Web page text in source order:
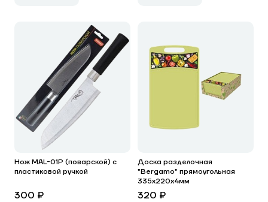
Нож MAL-01P (поварской) с
пластиковой ручкой
300 ₽
Доска разделочная
"Bergamo" прямоугольная
335x220x4мм
320 ₽